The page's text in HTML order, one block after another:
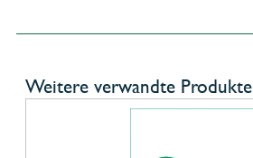
Weitere verwandte Produkte